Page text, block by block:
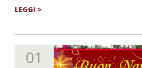
LEGGI >
01